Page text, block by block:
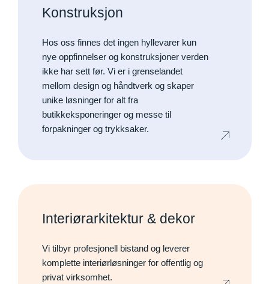
Konstruksjon
Hos oss finnes det ingen hyllevarer kun
nye oppfinnelser og konstruksjoner verden
ikke har sett før. Vi er i grenselandet
mellom design og håndtverk og skaper
unike løsninger for alt fra
butikkeksponeringer og messe til
forpakninger og trykksaker.
Interiørarkitektur & dekor
Vi tilbyr profesjonell bistand og leverer
komplette interiørløsninger for offentlig og
privat virksomhet.